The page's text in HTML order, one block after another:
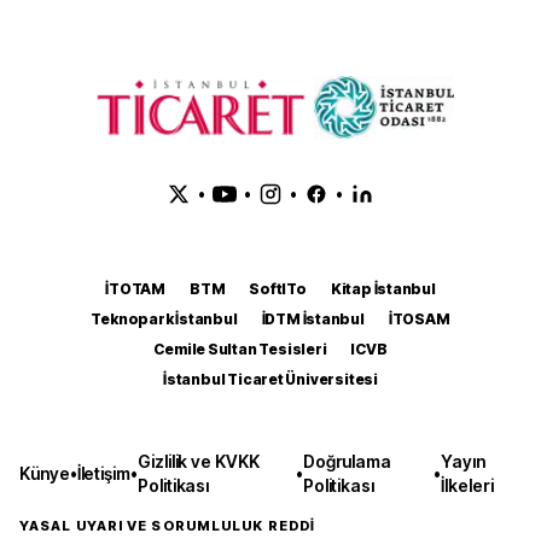
• • • •
İTOTAM BTM SoftITo
Kitap İstanbul
Teknopark İstanbul
İDTM İstanbul
İTOSAM
Cemile Sultan Tesisleri
ICVB
İstanbul Ticaret Üniversitesi
Künye•İletişim•
Gizlilik ve KVKK
Politikası
•
Doğrulama
Politikası
•
Yayın
İlkeleri
YASAL UYARI VE SORUMLULUK REDDİ